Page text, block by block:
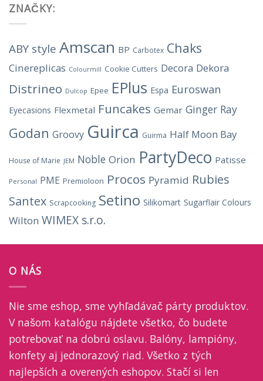
ZNAČKY:
ABY style Amscan BP Carbotex Chaks
Cinereplicas Colourmill Cookie Cutters Decora Dekora
Distrineo Dulcop Epee EPlus Espa Euroswan
Eyecasions Flexmetal Funcakes Gemar Ginger Ray
Godan Groovy Guirca Guirma Half Moon Bay
House of Marie JEM Noble Orion PartyDeco Patisse
Personal PME Premioloon Procos Pyramid Rubies
Santex Scrapcooking Setino Silikomart Sugarflair Colours
Wilton WIMEX s.r.o.
O NÁS
Nie sme eshop, sme vyhľadávač párty produktov.
V našom katalógu nájdete všetko, čo budete
potrebovať na dobrú oslavu. Balóny, lampióny,
konfety aj jednorazový riad. Všetko z tých
najlepších a overených eshopov. Stačí si len